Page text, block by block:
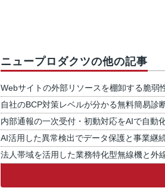
ニュープロダクツの他の記事
Webサイトの外部リソースを棚卸する脆弱
自社のBCP対策レベルが分かる無料簡易診
内部通報の一次受付・初動対応をAIで自動
AI活用した異常検出でデータ保護と事業継
法人帯域を活用した業務特化型無線機と外